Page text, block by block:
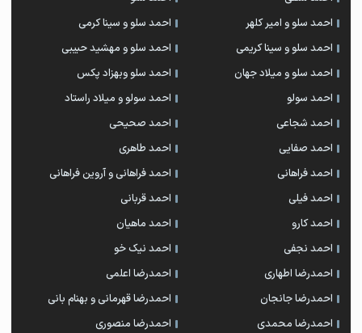
احمد سلو و امیر کلهر
احمد سلو و سینا کرمی
احمد سلو و سینا کریمی
احمد سلو و مهشید حبیبی
احمد سلو و میلاد جهان
احمد سلو وبهزاد پکس
احمد سولو
احمد سولو و میلاد راستاد
احمد شجاعی
احمد صحیحی
احمد صفایی
احمد طاهری
احمد فراهانی
احمد فراهانی و آروین فراهانی
احمد فیلی
احمد قربانی
احمد کارو
احمد ماهیان
احمد نجفی
احمد نیک خو
احمدرضا اطهاری
احمدرضا اعلمی
احمدرضا جانجان
احمدرضا قهرمانی و بهنام بانی
احمدرضا محمدی
احمدرضا منصوری